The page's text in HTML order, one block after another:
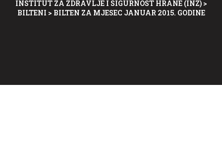
INSTITUT ZA ZDRAVLJE I SIGURNOST HRANE (INZ)>
BILTENI > BILTEN ZA MJESEC JANUAR 2015. GODINE